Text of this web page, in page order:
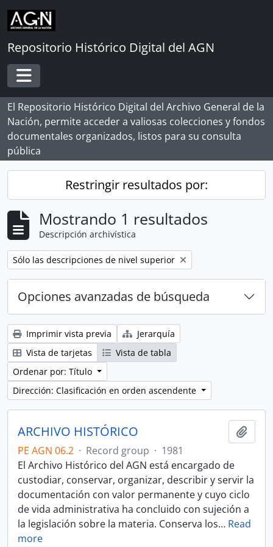
Skip to main content
Repositorio Histórico Digital del AGN
Toggle navigation
El Repositorio Histórico Digital del Archivo General de la
Nación, permite acceder a valiosas colecciones y fondos
documentales organizados, listos para su consulta
pública
Restringir resultados por:
Mostrando 1 resultados
Descripción archivística
Remove filter:
Sólo las descripciones de nivel superior
Opciones avanzadas de búsqueda
Imprimir vista previa
Jerarquía
Vista de tarjetas
Vista de tabla
Ordenar por: Título
Dirección: Clasificación en orden ascendente
ARCHIVO HISTÓRICO
PE AGN 06.2 · Record group · 1981
El Archivo Histórico del AGN está encargado de
custodiar, conservar, organizar, describir y servir la
documentación con valor permanente y cuyo ciclo
de vida administrativa ha concluido con sujeción a
la legislación sobre la materia. Conserva los… Read
more